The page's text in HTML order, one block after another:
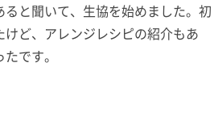
と聞いて、生協を始めました。初
ど、アレンジレシピの紹介もあ
です。